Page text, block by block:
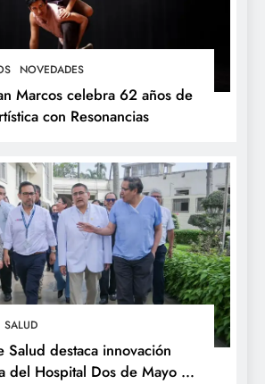
NOVEDADES
Marcos celebra 62 años de
con Resonancias
SALUD
Salud destaca innovación
del Hospital Dos de Mayo y